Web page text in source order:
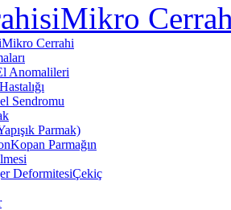
Mikro
Mikro Cerrahi
Anomalileri
Sendromu
Parmak)
Kopan Parmağın
DeformitesiÇekiç